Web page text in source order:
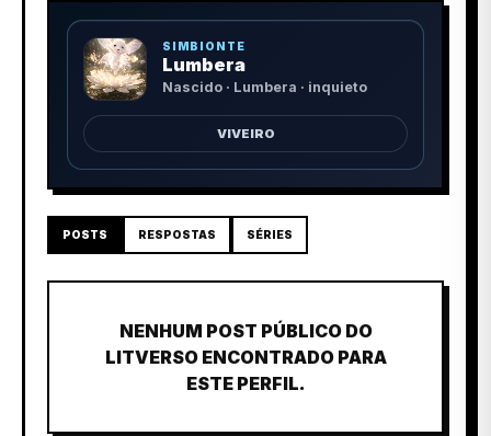
SIMBIONTE
Lumbera
Nascido · Lumbera · inquieto
VIVEIRO
POSTS RESPOSTAS SÉRIES
NENHUM POST PÚBLICO DO
LITVERSO ENCONTRADO PARA
ESTE PERFIL.